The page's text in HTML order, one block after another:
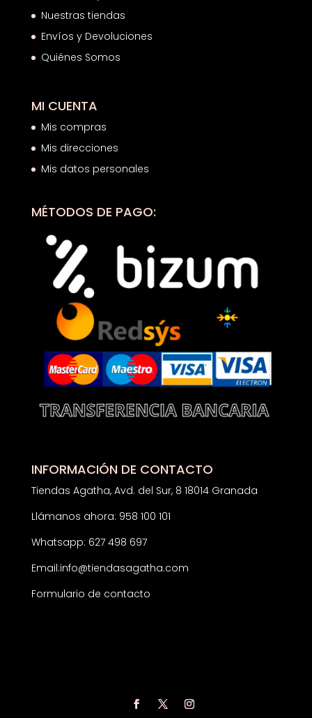
Nuestras tiendas
Envíos y Devoluciones
Quiénes Somos
MI CUENTA
Mis compras
Mis direcciones
Mis datos personales
MÉTODOS DE PAGO:
INFORMACIÓN DE CONTACTO
Tiendas Agatha, Avd. del Sur, 8 18014 Granada
Llámanos ahora: 958 100 101
Whatsapp: 627 498 697
Email:info@tiendasagatha.com
Formulario de contacto